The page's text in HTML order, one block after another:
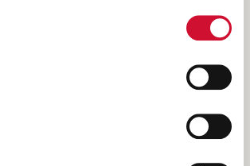
zulassen“ klicken, so stimmen
sämtlicher Cookies zu. Sie können
selbstverständlich jederzeit widerrufen,
Einstellungen aufrufen und diese
des AWO Bezirksverbandes Unterfranken